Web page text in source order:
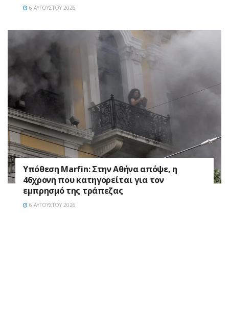
6 ΑΥΓΟΎΣΤΟΥ 2026
Υπόθεση Marfin: Στην Αθήνα απόψε, η
46χρονη που κατηγορείται για τον
εμπρησμό της τράπεζας
6 ΑΥΓΟΎΣΤΟΥ 2026